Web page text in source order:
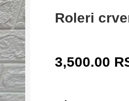
Roleri
3,500.00